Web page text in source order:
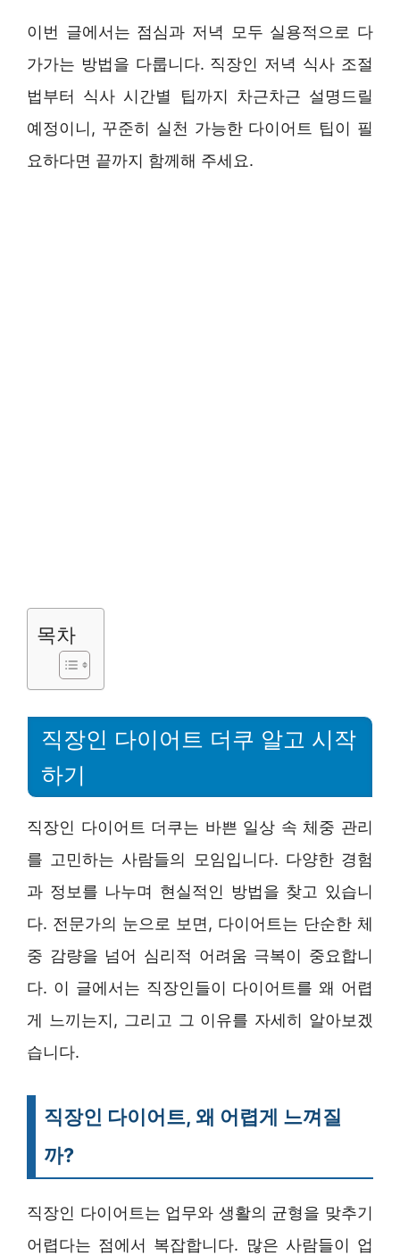
이번 글에서는 점심과 저녁 모두 실용적으로 다
가가는 방법을 다룹니다. 직장인 저녁 식사 조절
법부터 식사 시간별 팁까지 차근차근 설명드릴
예정이니, 꾸준히 실천 가능한 다이어트 팁이 필
요하다면 끝까지 함께해 주세요.
목차
직장인 다이어트 더쿠 알고 시작
하기
직장인 다이어트 더쿠는 바쁜 일상 속 체중 관리
를 고민하는 사람들의 모임입니다. 다양한 경험
과 정보를 나누며 현실적인 방법을 찾고 있습니
다. 전문가의 눈으로 보면, 다이어트는 단순한 체
중 감량을 넘어 심리적 어려움 극복이 중요합니
다. 이 글에서는 직장인들이 다이어트를 왜 어렵
게 느끼는지, 그리고 그 이유를 자세히 알아보겠
습니다.
직장인 다이어트, 왜 어렵게 느껴질
까?
직장인 다이어트는 업무와 생활의 균형을 맞추기
어렵다는 점에서 복잡합니다. 많은 사람들이 업